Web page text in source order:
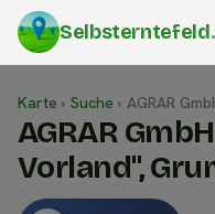
Selbsterntefeld
Karte › Suche › AGRAR
AGRAR
Vorland",